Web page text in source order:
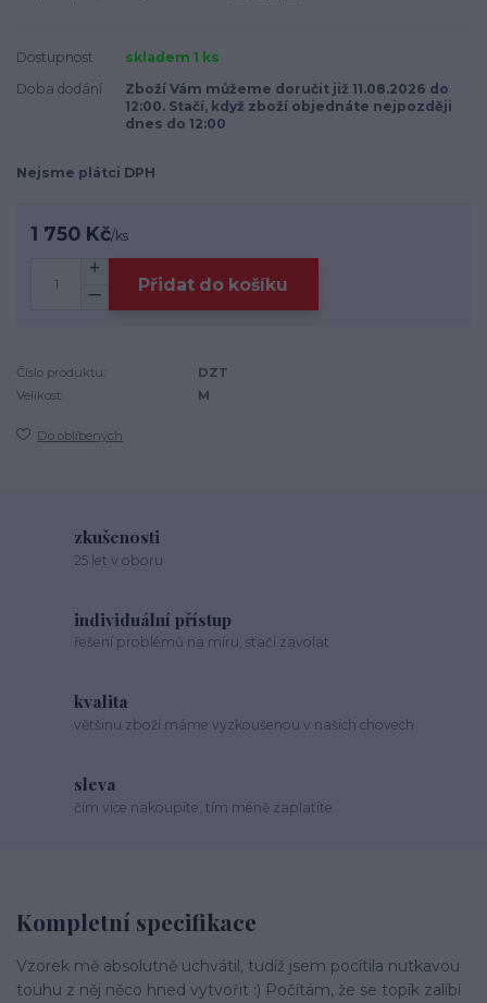
Dostupnost
skladem 1 ks
Doba dodání
Zboží Vám můžeme doručit již 11.08.2026 do
12:00. Stačí, když zboží objednáte nejpozději
dnes do 12:00
Nejsme plátci DPH
1 750 Kč/ks
Přidat do košíku
Číslo produktu:
DZT
Velikost:
M
Do oblíbených
zkušenosti
25 let v oboru
individuální přístup
řešení problémů na míru, stačí zavolat
kvalita
většinu zboží máme vyzkoušenou v našich chovech
sleva
čím více nakoupíte, tím méně zaplatíte
Kompletní specifikace
Vzorek mě absolutně uchvátil, tudíž jsem pocítila nutkavou
touhu z něj něco hned vytvořit :) Počítám, že se topík zalíbí